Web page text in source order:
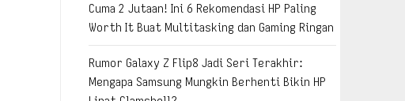
Cuma 2 Jutaan! Ini 6 Rekomendasi HP Paling
Worth It Buat Multitasking dan Gaming Ringan
Rumor Galaxy Z Flip8 Jadi Seri Terakhir:
Mengapa Samsung Mungkin Berhenti Bikin HP